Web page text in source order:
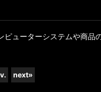
ューターシステムや商
next»